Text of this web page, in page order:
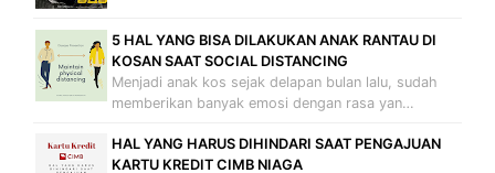
5 HAL YANG BISA DILAKUKAN ANAK RANTAU DI
KOSAN SAAT SOCIAL DISTANCING
Menjadi anak kos sejak delapan bulan lalu, sudah
memberikan banyak emosi dengan rasa yan…
HAL YANG HARUS DIHINDARI SAAT PENGAJUAN
KARTU KREDIT CIMB NIAGA